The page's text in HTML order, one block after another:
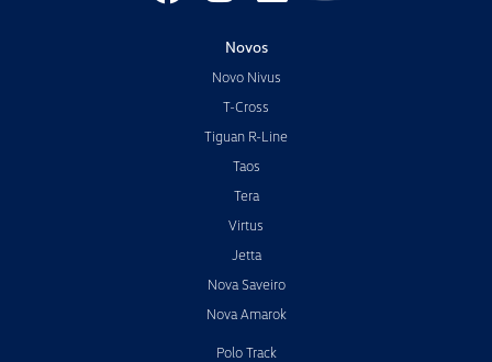
Novos
Novo Nivus
T-Cross
Tiguan R-Line
Taos
Tera
Virtus
Jetta
Nova Saveiro
Nova Amarok
Polo Track